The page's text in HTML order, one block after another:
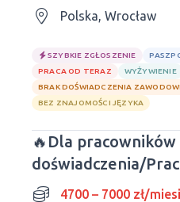
Polska, Wrocław
SZYBKIE ZGŁOSZENIE
PRACA OD TERAZ
WYŻYWIENIE
BRAK DOŚWIADCZENIA
BEZ ZNAJOMOŚCI JĘZYKA
🔥Dla pracowników
doświadczenia/
magazynie
4700 – 7000 zł/